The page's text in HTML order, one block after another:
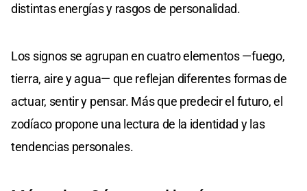
distintas energías y rasgos de personalidad.
Los signos se agrupan en cuatro elementos —fuego,
tierra, aire y agua— que reflejan diferentes formas de
actuar, sentir y pensar. Más que predecir el futuro, el
zodíaco propone una lectura de la identidad y las
tendencias personales.